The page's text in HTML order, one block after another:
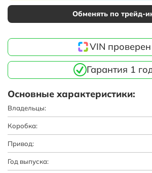
Обменять по трейд-
VIN проверен
Гарантия 1
Основные характеристики:
Владельцы:
Коробка:
Привод:
Год выпуска: